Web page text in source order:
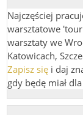
Najczęściej
warsztatowe
warsztaty we
Katowicach,
Zapisz się i daj
gdy będę miał